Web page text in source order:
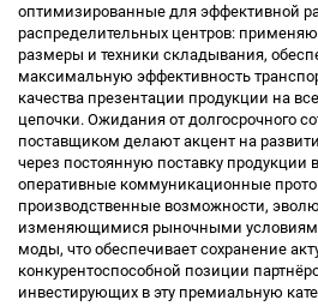
оптимизированные для эффективной
распределительных центров:
размеры и техники складывания,
максимальную эффективность
качества презентации продукции на
цепочки. Ожидания от долгосрочного
поставщиком делают акцент на
через постоянную поставку продукции
оперативные коммуникационные
производственные возможности,
изменяющимися рыночными
моды, что обеспечивает сохранение
конкурентоспособной позиции
инвестирующих в эту премиальную